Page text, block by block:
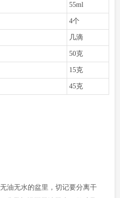
55ml
4个
几滴
50克
15克
45克
油无水的盆里，切记要分离干